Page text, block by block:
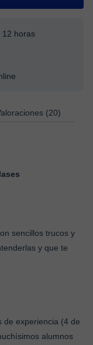
12 horas
(20)
sencillos trucos y
y que te
de experiencia (4 de
alumnos